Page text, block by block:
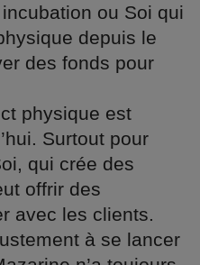
ou Soi qui
depuis le
des fonds pour
physique est
Surtout pour
qui crée des
offrir des
avec les clients.
à se lancer